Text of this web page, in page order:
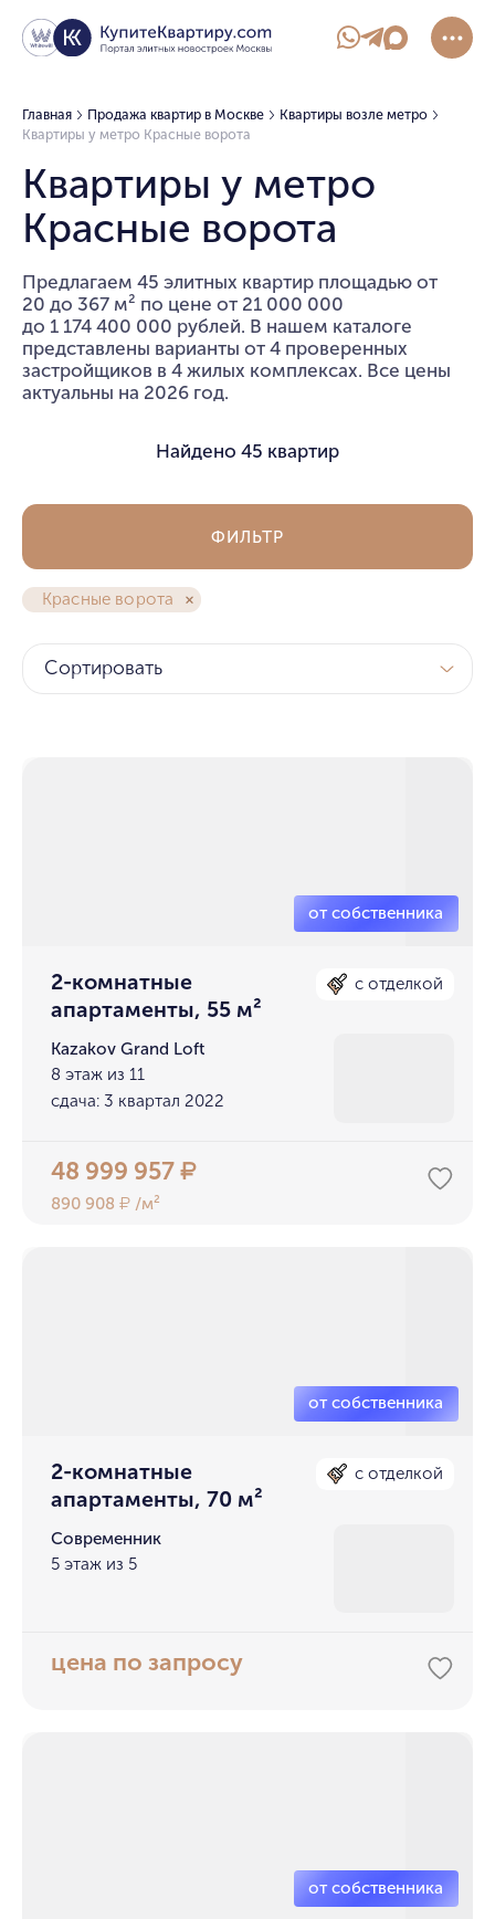
Главная Продажа квартир в Москве
Квартиры возле метро
Квартиры у метро Красные ворота
Квартиры у метро
Красные ворота
Предлагаем 45 элитных квартир площадью от
20 до 367 м² по цене от 21 000 000
до 1 174 400 000 рублей. В нашем каталоге
представлены варианты от 4 проверенных
застройщиков в 4 жилых комплексах. Все цены
актуальны на 2026 год.
Найдено 45 квартир
Красные ворота
ФИЛЬТР
Сортировать
2-комнатные
апартаменты, 55 м²
с отделкой
Kazakov Grand Loft
8 этаж из 11
сдача: 3 квартал 2022
48 999 957₽
890 908₽ /м²
2-комнатные
апартаменты, 70 м²
с отделкой
Современник
5 этаж из 5
цена по запросу